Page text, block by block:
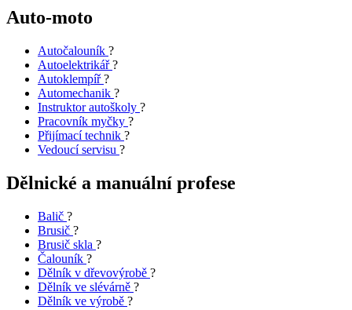
Auto-moto
Autočalouník ?
Autoelektrikář?
Autoklempíř?
Automechanik ?
Instruktor autoškoly ?
Pracovník myčky ?
Přijímací technik ?
Vedoucí servisu ?
Dělnické a manuální profese
Balič ?
Brusič ?
Brusič skla ?
Čalouník ?
Dělník v dřevovýrobě ?
Dělník ve slévárně ?
Dělník ve výrobě ?